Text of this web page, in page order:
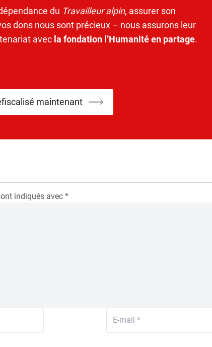
du Travailleur alpin, assurer son
dons nous sont précieux – nous assurons leur
avec la fondation l’Humanité en partage.
maintenant
indiqués avec *